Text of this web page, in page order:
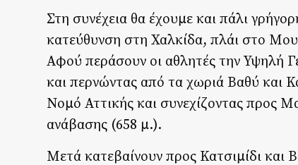
Στη συνέχεια θα έχουμε και πάλι
κατεύθυνση στη Χαλκίδα, πλάι στο
Αφού περάσουν οι αθλητές την Υψηλή
και περνώντας από τα χωριά Βαθύ και
Νομό Αττικής και συνεχίζοντας προς
ανάβασης (658 μ.).
Μετά κατεβαίνουν προς Κατσιμίδι